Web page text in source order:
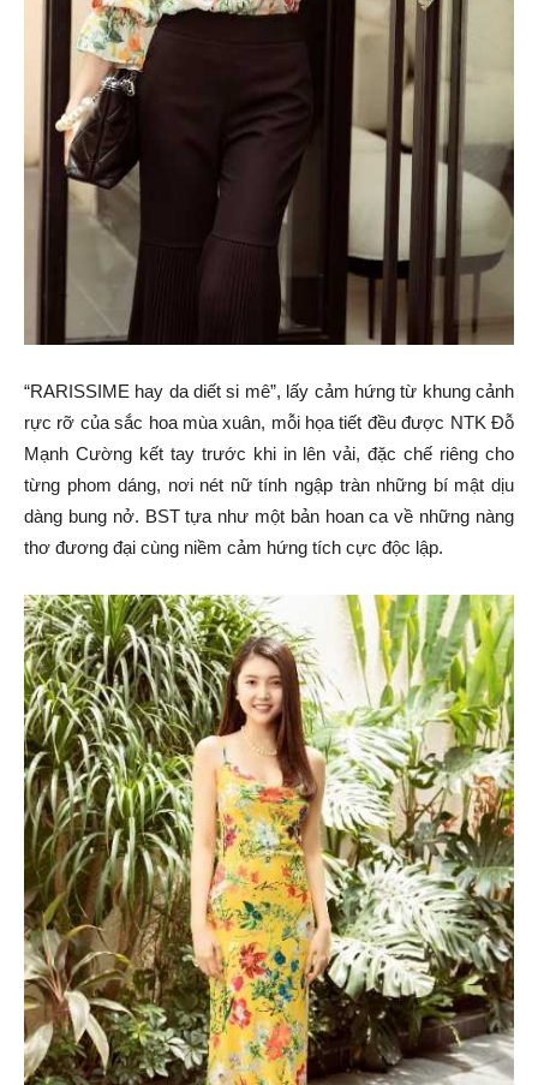
“RARISSIME hay da diết si mê”, lấy cảm hứng từ khung cảnh
rực rỡ của sắc hoa mùa xuân, mỗi họa tiết đều được NTK Đỗ
Mạnh Cường kết tay trước khi in lên vải, đặc chế riêng cho
từng phom dáng, nơi nét nữ tính ngập tràn những bí mật dịu
dàng bung nở. BST tựa như một bản hoan ca về những nàng
thơ đương đại cùng niềm cảm hứng tích cực độc lập.